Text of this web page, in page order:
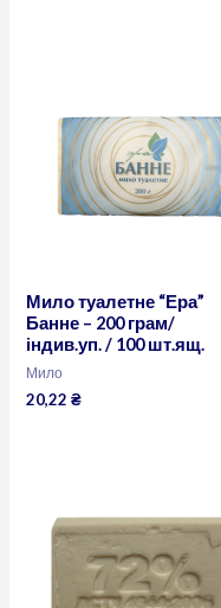
Мило туалетне “Ера”
Банне – 200 грам/
індив.уп. / 100 шт.ящ.
Мило
20,22₴